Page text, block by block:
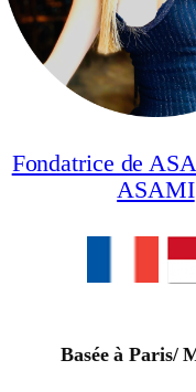
Fondatrice de
ASAMI
Basée à Paris/